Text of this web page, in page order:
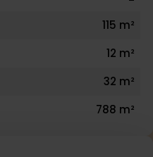
115 m²
12 m²
32 m²
788 m²